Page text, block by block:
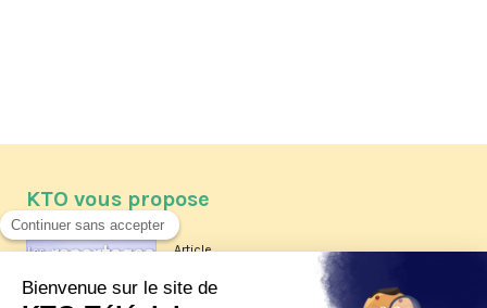
KTO vous propose
Article
Les reportages d'été 2026 de KTO